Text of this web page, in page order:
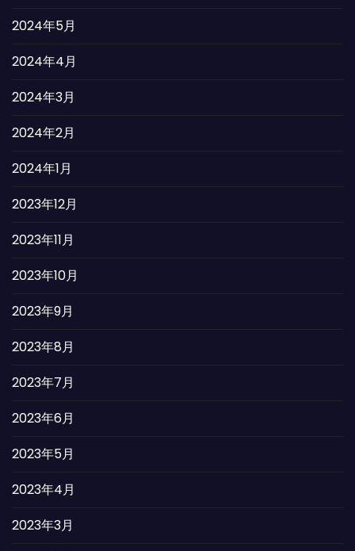
2024年5月
2024年4月
2024年3月
2024年2月
2024年1月
2023年12月
2023年11月
2023年10月
2023年9月
2023年8月
2023年7月
2023年6月
2023年5月
2023年4月
2023年3月